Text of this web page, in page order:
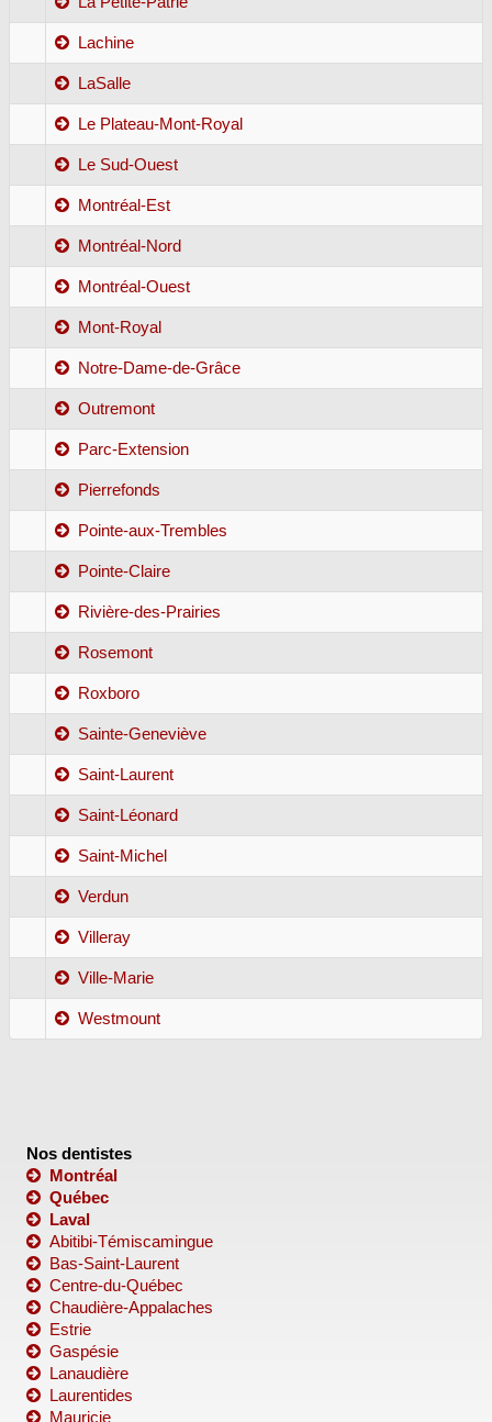
Lachine
LaSalle
Le Plateau-Mont-Royal
Le Sud-Ouest
Montréal-Est
Montréal-Nord
Montréal-Ouest
Mont-Royal
Notre-Dame-de-Grâce
Outremont
Parc-Extension
Pierrefonds
Pointe-aux-Trembles
Pointe-Claire
Rivière-des-Prairies
Rosemont
Roxboro
Sainte-Geneviève
Saint-Laurent
Saint-Léonard
Saint-Michel
Verdun
Villeray
Ville-Marie
Westmount
Nos dentistes
Montréal
Québec
Laval
Abitibi-Témiscamingue
Bas-Saint-Laurent
Centre-du-Québec
Chaudière-Appalaches
Estrie
Gaspésie
Lanaudière
Laurentides
Mauricie